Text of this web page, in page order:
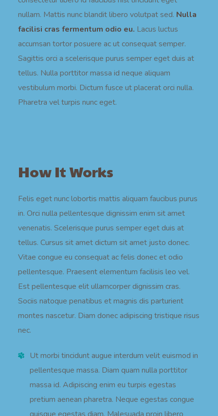
nullam. Mattis nunc blandit libero volutpat sed. Nulla
facilisi cras fermentum odio eu. Lacus luctus
accumsan tortor posuere ac ut consequat semper.
Sagittis orci a scelerisque purus semper eget duis at
tellus. Nulla porttitor massa id neque aliquam
vestibulum morbi. Dictum fusce ut placerat orci nulla.
Pharetra vel turpis nunc eget.
How It Works
Felis eget nunc lobortis mattis aliquam faucibus purus
in. Orci nulla pellentesque dignissim enim sit amet
venenatis. Scelerisque purus semper eget duis at
tellus. Cursus sit amet dictum sit amet justo donec.
Vitae congue eu consequat ac felis donec et odio
pellentesque. Praesent elementum facilisis leo vel.
Est pellentesque elit ullamcorper dignissim cras.
Sociis natoque penatibus et magnis dis parturient
montes nascetur. Diam donec adipiscing tristique risus
nec.
Ut morbi tincidunt augue interdum velit euismod in
pellentesque massa. Diam quam nulla porttitor
massa id. Adipiscing enim eu turpis egestas
pretium aenean pharetra. Neque egestas congue